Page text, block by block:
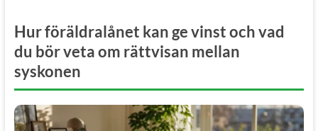
alla
lån
Jämför
billiga
lån
och
Hur föräldralånet kan ge vinst och vad
du bör veta om rättvisan mellan
syskonen